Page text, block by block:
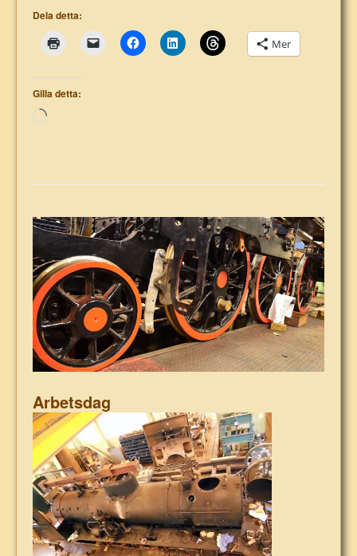
Dela detta:
Mer
Gilla detta:
Laddar
Arbetsdag